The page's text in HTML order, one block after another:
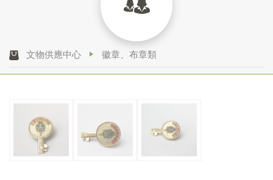
文物供應中心 徽章、布章類